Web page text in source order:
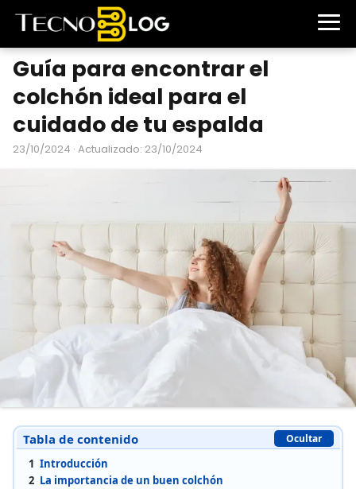
Guía para encontrar el
colchón ideal para el
cuidado de tu espalda
23/10/2024 · Actualizado: 23/10/2024
Tabla de contenido Ocultar
1 Introducción
2 La importancia de un buen colchón